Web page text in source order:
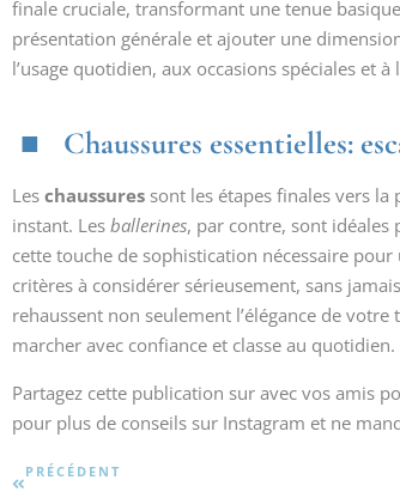
finale cruciale, transformant une tenue
présentation générale et ajouter une
l’usage quotidien, aux occasions spéciales et
Chaussures essentielles:
Les chaussures sont les étapes finales vers
instant. Les ballerines, par contre, sont idéales
cette touche de sophistication nécessaire
critères à considérer sérieusement, sans
rehaussent non seulement l’élégance de
marcher avec confiance et classe au quotidien.
Partagez cette publication sur avec vos amis
pour plus de conseils sur Instagram et ne
PRÉCÉDENT